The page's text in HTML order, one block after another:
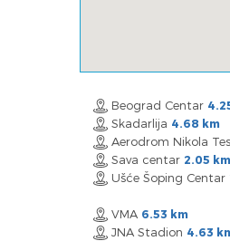
Beograd Centar
Skadarlija 4.68 km
Aerodrom Nikola
Sava centar 2.05 km
Ušće Šoping Centar
VMA 6.53 km
JNA Stadion 4.63